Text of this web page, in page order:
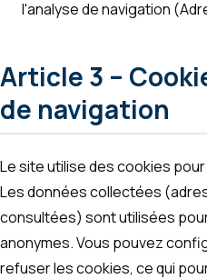
l'analyse de navigation
Article 3 –
de navigation
Le site utilise des cookies
Les données collectées
consultées) sont utilisées
anonymes. Vous pouvez
refuser les cookies, ce qui